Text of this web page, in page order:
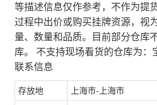
等描述信息仅作参考，不作为提
过程中出价或购买挂牌资源，视
量、数量和品质。目前部分仓库
库。 不支持现场看货的仓库为
联系信息
存放地 上海市-上海市